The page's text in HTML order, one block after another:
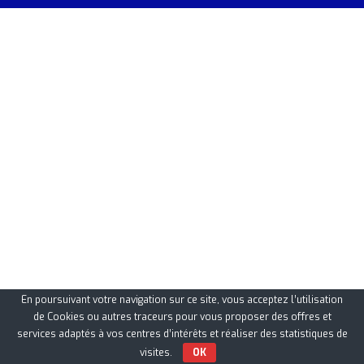
En poursuivant votre navigation sur ce site, vous acceptez l’utilisation
de Cookies ou autres traceurs pour vous proposer des offres et
services adaptés à vos centres d’intérêts et réaliser des statistiques de
visites.
OK